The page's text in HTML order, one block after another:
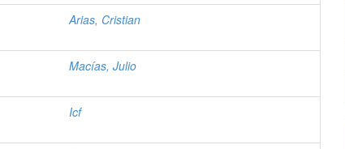
Arias, Cristian
Macías, Julio
Icf